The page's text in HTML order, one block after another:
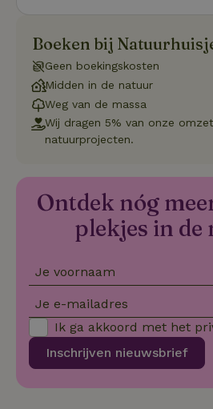
Boeken bij
Geen boekingskosten
Midden in de natuur
Weg van de massa
Wij dragen 5% van onze
natuurprojecten.
Ontdek nóg
plekjes in de
Je voornaam
Je e-mailadres
Inschrijven nieuwsbrief
Ik ga akkoord met het
sqzl_session_id
_pinterest_ct_ua
Pinterest